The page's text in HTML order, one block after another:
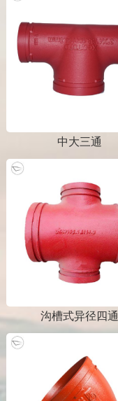
中大三通
沟槽式异径四通